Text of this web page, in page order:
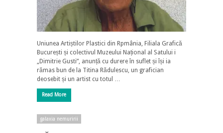
Uniunea Artiștilor Plastici din Rpmânia, Filiala Grafică
București și colectivul Muzeului Național al Satului i
„Dimitrie Gusti”, anunță cu durere în suflet și își ia
rămas bun de la Titina Rădulescu, un grafician
deosebit și un artist cu totul …
Read More
galaxia nemuririi